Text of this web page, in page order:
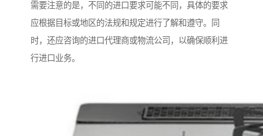
需要注意的是，不同的进口要求可能不同，具体的要求
应根据目标或地区的法规和规定进行了解和遵守。同
时，还应咨询的进口代理商或物流公司，以确保顺利进
行进口业务。